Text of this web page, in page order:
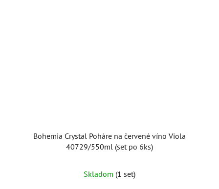
Bohemia Crystal Poháre na červené víno Viola
40729/550ml (set po 6ks)
Skladom (1 set)